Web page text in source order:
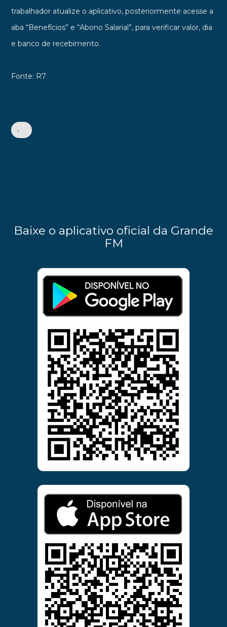
trabalhador atualize o aplicativo, posteriormente acesse a
aba “Benefícios” e “Abono Salarial”, para verificar valor, dia
e banco de recebimento.
Fonte: R7
•
Baixe o aplicativo oficial da Grande
FM